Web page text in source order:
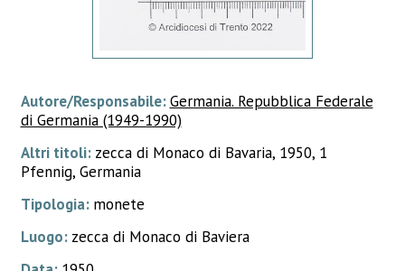
Autore/Responsabile:Germania. Repubblica Federale
di Germania (1949-1990)
Altri titoli: zecca di Monaco di Bavaria, 1950, 1
Pfennig, Germania
Tipologia: monete
Luogo: zecca di Monaco di Baviera